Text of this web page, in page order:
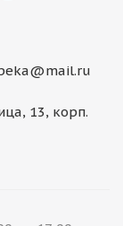
13, корп.